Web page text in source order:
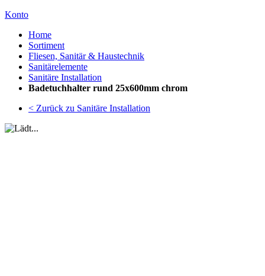
Konto
Home
Sortiment
Fliesen, Sanitär & Haustechnik
Sanitärelemente
Sanitäre Installation
Badetuchhalter rund 25x600mm chrom
< Zurück zu Sanitäre Installation